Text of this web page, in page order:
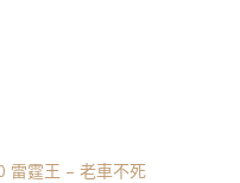
霆王 – 老車不死、只是划算